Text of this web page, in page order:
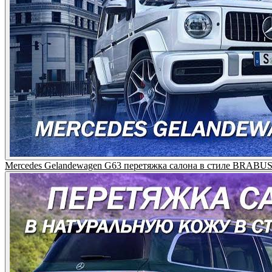
Mercedes Gelandewagen G63 перетяжка салона в стиле BRABUS